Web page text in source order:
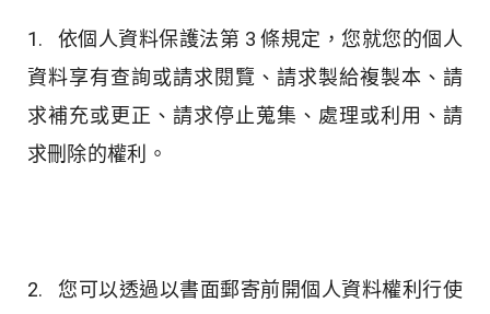
1. 依個人資料保護法第 3 條規定，您就您的個人
資料享有查詢或請求閱覽、請求製給複製本、請
求補充或更正、請求停止蒐集、處理或利用、請
求刪除的權利。
2. 您可以透過以書面郵寄前開個人資料權利行使